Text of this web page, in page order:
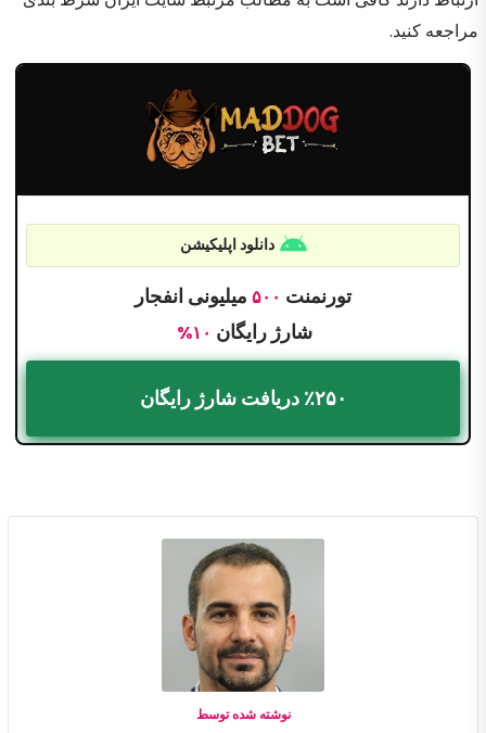
مراجعه کنید.
دانلود اپلیکیشن
تورنمنت ۵۰۰ میلیونی انفجار
شارژ رایگان ۱۰%
٪۲۵۰ دریافت شارژ رایگان
نوشته شده توسط